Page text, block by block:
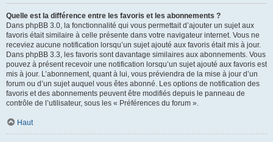
Quelle est la différence entre les favoris et les abonnements ?
Dans phpBB 3.0, la fonctionnalité qui vous permettait d’ajouter un sujet aux
favoris était similaire à celle présente dans votre navigateur internet. Vous ne
receviez aucune notification lorsqu’un sujet ajouté aux favoris était mis à jour.
Dans phpBB 3.3, les favoris sont davantage similaires aux abonnements. Vous
pouvez à présent recevoir une notification lorsqu’un sujet ajouté aux favoris est
mis à jour. L’abonnement, quant à lui, vous préviendra de la mise à jour d’un
forum ou d’un sujet auquel vous êtes abonné. Les options de notification des
favoris et des abonnements peuvent être modifiés depuis le panneau de
contrôle de l’utilisateur, sous les « Préférences du forum ».
Haut